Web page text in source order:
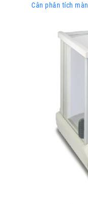
Cân phân tích